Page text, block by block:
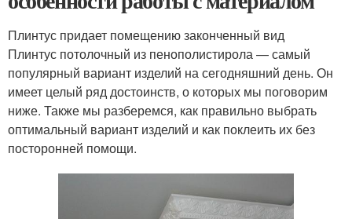
Плинтус придает помещению законченный вид
Плинтус потолочный из пенополистирола — самый
популярный вариант изделий на сегодняшний день. Он
имеет целый ряд достоинств, о которых мы поговорим
ниже. Также мы разберемся, как правильно выбрать
оптимальный вариант изделий и как поклеить их без
посторонней помощи.